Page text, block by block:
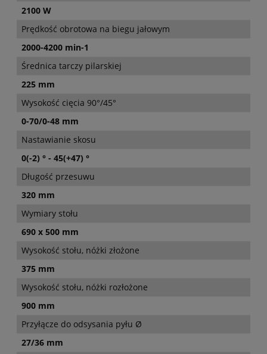
2100 W
Prędkość obrotowa na biegu jałowym
2000-4200 min-1
Średnica tarczy pilarskiej
225 mm
Wysokość cięcia 90°/45°
0-70/0-48 mm
Nastawianie skosu
0(-2) ° - 45(+47) °
Długość przesuwu
320 mm
Wymiary stołu
690 x 500 mm
Wysokość stołu, nóżki złożone
375 mm
Wysokość stołu, nóżki rozłożone
900 mm
Przyłącze do odsysania pyłu Ø
27/36 mm